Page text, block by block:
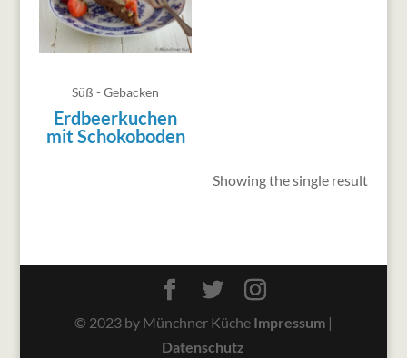
Süß - Gebacken
Erdbeerkuchen
mit Schokoboden
Showing the single result
© 2023 by Münchner Küche Impressum|
Datenschutz